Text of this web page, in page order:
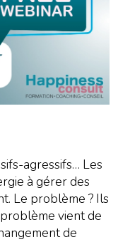
agressifs… Les
à gérer des
Le problème ? Ils
vient de
de